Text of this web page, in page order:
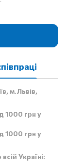
м.Львів,
1000 грн у
1000 грн у
Україні: